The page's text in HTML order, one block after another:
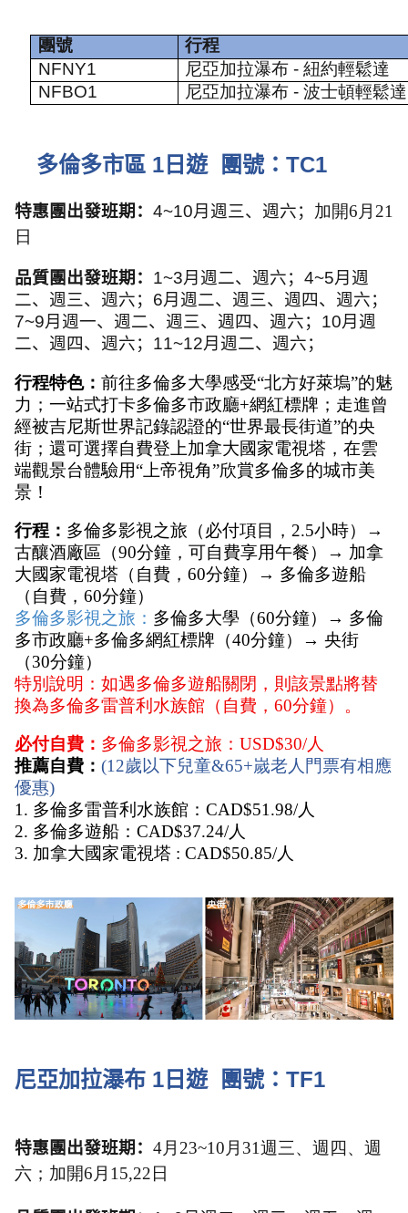
團號
行程
NFNY1
尼亞加拉瀑布 -紐約輕鬆達
NFBO1
尼亞加拉瀑布 -波士頓輕鬆達
多倫多市區 1 日遊 團號： TC1
特惠團出發班期： 4~10月週三、週六； 加開6月21
日
品質團出發班期： 1~3月週二、週六； 4~5月週
二、週三、週六； 6月週二、週三、週四、週六；
7~9月週一、週二、週三、週四、週六； 10月週
二、週四、週六； 11~12月週二、週六；
行程特色： 前往多倫多大學感受“北方好萊塢”的魅
力；一站式打卡多倫多市政廳+網紅標牌；走進曾
經被吉尼斯世界記錄認證的“世界最長街道”的央
街；還可選擇自費登上加拿大國家電視塔，在雲
端觀景台體驗用“上帝視角”欣賞多倫多的城市美
景！
行程： 多倫多影視之旅（必付項目，2.5小時）→
古釀酒廠區（90分鐘，可自費享用午餐）→ 加拿
大國家電視塔（自費，60分鐘）→ 多倫多遊船
（自費，60分鐘）
多倫多影視之旅： 多倫多大學（60分鐘）→ 多倫
多市政廳+多倫多網紅標牌（40分鐘）→ 央街
（30分鐘）
特別說明：如遇多倫多遊船關閉，則該景點將替
換為多倫多雷普利水族館（自費，60分鐘）。
必付自費： 多倫多影視之旅：USD$30/人
推薦自費： (12歲以下兒童&65+嵗老人門票有相應
優惠)
1. 多倫多雷普利水族館：CAD$51.98/人
2. 多倫多遊船：CAD$37.24/人
3. 加拿大國家電視塔 : CAD$50.85/人
尼亞加拉瀑布 1 日遊 團號： TF1
特惠團出發班期： 4月23~10月31週三、週四、週
六；加開6月15,22日